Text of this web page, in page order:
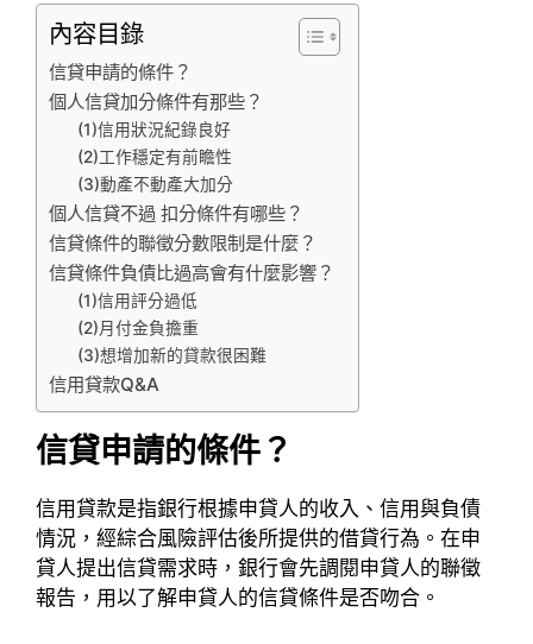
內容目錄
信貸申請的條件？
個人信貸加分條件有那些？
(1)信用狀況紀錄良好
(2)工作穩定有前瞻性
(3)動產不動產大加分
個人信貸不過 扣分條件有哪些？
信貸條件的聯徵分數限制是什麼？
信貸條件負債比過高會有什麼影響？
(1)信用評分過低
(2)月付金負擔重
(3)想增加新的貸款很困難
信用貸款Q&A
信貸申請的條件？
信用貸款是指銀行根據申貸人的收入、信用與負債
情況，經綜合風險評估後所提供的借貸行為。在申
貸人提出信貸需求時，銀行會先調閱申貸人的聯徵
報告，用以了解申貸人的信貸條件是否吻合。